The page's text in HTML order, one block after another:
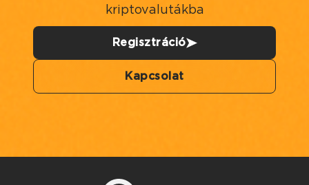
kriptovalutákba
Regisztráció
Kapcsolat